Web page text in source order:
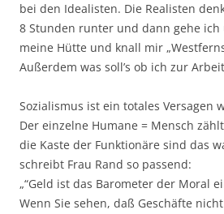
bei den Idealisten. Die Realisten
8 Stunden runter und dann gehe ich
meine Hütte und knall mir
Außerdem was soll’s ob ich zur
Sozialismus ist ein totales Versagen
Der einzelne Humane = Mensch
die Kaste der Funktionäre sind das
schreibt Frau Rand so passend:
„“Geld ist das Barometer der Moral
Wenn Sie sehen, daß Geschäfte